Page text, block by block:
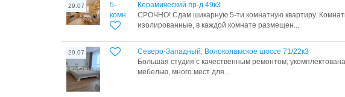
29.07
5-
комн.
Керамический пр-д 49к3
СРОЧНО! Сдам шикарную 5-ти комнатную квартиру.
изолированные, в каждой комнате размещен...
29.07
Северо-Западный, Волоколамское шоссе 71/22к3
Большая студия с качественным ремонтом,
мебелью, много мест для...